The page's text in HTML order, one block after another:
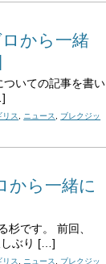
から一緒
ついての記事を書い
リス, ニュース, ブレクジッ
から一緒に
杉です。 前回、
しぶり […]
リス, ニュース, ブレクジッ